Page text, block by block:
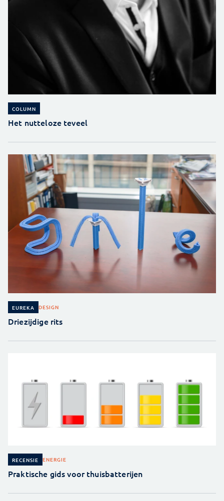
COLUMN
Het nutteloze teveel
EUREKA DESIGN
Driezijdige rits
RECENSIE ENERGIE
Praktische gids voor thuisbatterijen